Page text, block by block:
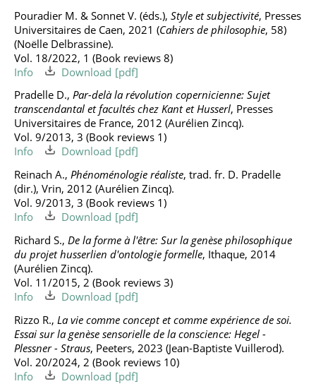
Pouradier M. & Sonnet V. (éds.), Style et subjectivité, Presses
Universitaires de Caen, 2021 (Cahiers de philosophie, 58)
(Noëlle Delbrassine).
Vol. 18/2022, 1 (Book reviews 8)
Info
Download
Pradelle D., Par-delà la révolution copernicienne: Sujet
transcendantal et facultés chez Kant et Husserl, Presses
Universitaires de France, 2012 (Aurélien Zincq).
Vol. 9/2013, 3 (Book reviews 1)
Info
Download
Reinach A., Phénoménologie réaliste, trad. fr. D. Pradelle
(dir.), Vrin, 2012 (Aurélien Zincq).
Vol. 9/2013, 3 (Book reviews 1)
Info
Download
Richard S., De la forme à l'être: Sur la genèse philosophique
du projet husserlien d'ontologie formelle, Ithaque, 2014
(Aurélien Zincq).
Vol. 11/2015, 2 (Book reviews 3)
Info
Download
Rizzo R., La vie comme concept et comme expérience de soi.
Essai sur la genèse sensorielle de la conscience: Hegel -
Plessner - Straus, Peeters, 2023 (Jean-Baptiste Vuillerod).
Vol. 20/2024, 2 (Book reviews 10)
Info
Download